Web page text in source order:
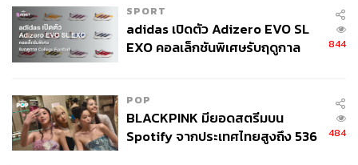
SPORT
adidas เปิดตัว Adizero EVO SL
EXO คอลเล็กชันพิเศษรับฤดูกาล
844
POP
BLACKPINK มียอดสตรีมบน
Spotify จากประเทศไทยสูงถึง 536
484